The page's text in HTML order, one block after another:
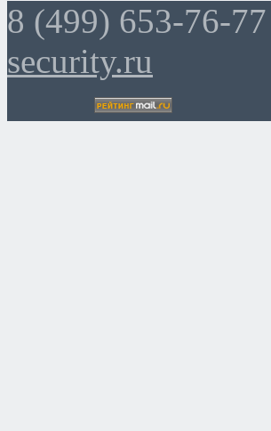
8 (499) 653-76-77
security.ru